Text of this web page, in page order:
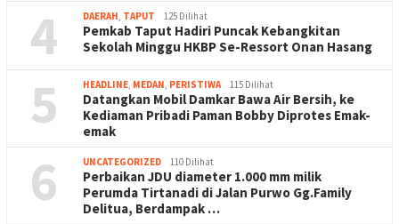
4 DAERAH, TAPUT 125 Dilihat
Pemkab Taput Hadiri Puncak Kebangkitan
Sekolah Minggu HKBP Se-Ressort Onan Hasang
5 HEADLINE, MEDAN, PERISTIWA 115 Dilihat
Datangkan Mobil Damkar Bawa Air Bersih, ke
Kediaman Pribadi Paman Bobby Diprotes Emak-
emak
6 UNCATEGORIZED 110 Dilihat
Perbaikan JDU diameter 1.000 mm milik
Perumda Tirtanadi di Jalan Purwo Gg.Family
Delitua, Berdampak …